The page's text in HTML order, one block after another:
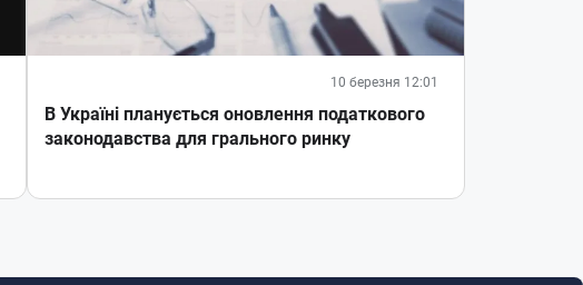
10 березня 12:01
В Україні планується оновлення податкового
законодавства для грального ринку